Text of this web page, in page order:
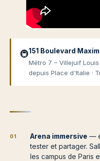
🚇151 Boulevard
Métro 7 – Villejuif
depuis Place d'Italie ·
01 Arena immersive —
tester et partager.
les campus de Paris